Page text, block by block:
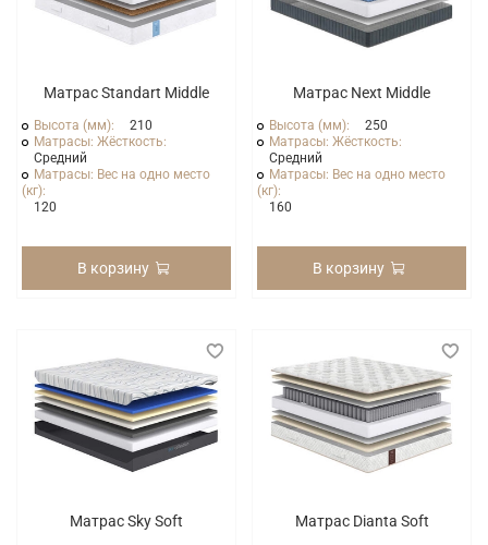
Матрас Standart Middle
Высота (мм):
210
Матрасы: Жёсткость:
Средний
Матрасы: Вес на одно место
(кг):
120
В корзину
Матрас Next Middle
Высота (мм):
250
Матрасы: Жёсткость:
Средний
Матрасы: Вес на одно место
(кг):
160
В корзину
Матрас Sky Soft Матрас Dianta Soft